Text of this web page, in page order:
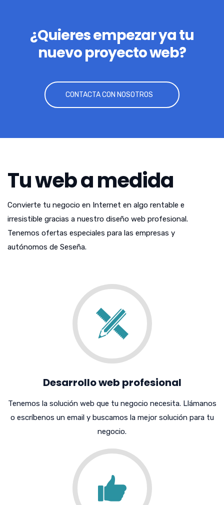
¿Quieres empezar ya tu
nuevo proyecto web?
CONTACTA CON NOSOTROS
Tu web a medida
Convierte tu negocio en Internet en algo rentable e
irresistible gracias a nuestro diseño web profesional.
Tenemos ofertas especiales para las empresas y
autónomos de Seseña.
Desarrollo web profesional
Tenemos la solución web que tu negocio necesita. Llámanos
o escríbenos un email y buscamos la mejor solución para tu
negocio.